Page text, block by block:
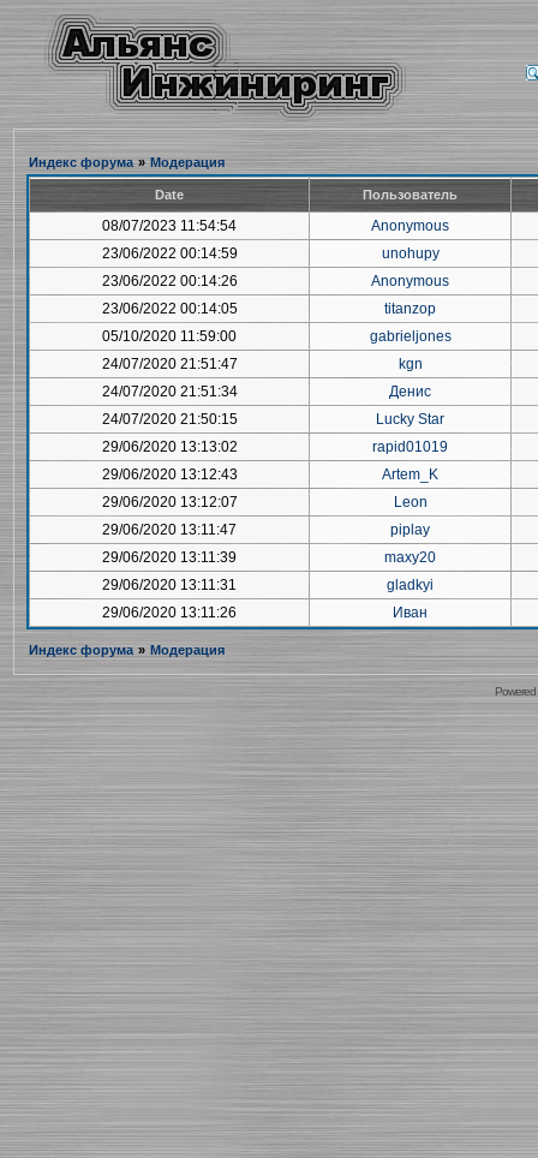
Индекс форума » Модерация
Date Пользователь
08/07/2023 11:54:54
Anonymous
23/06/2022 00:14:59
unohupy
23/06/2022 00:14:26
Anonymous
23/06/2022 00:14:05
titanzop
05/10/2020 11:59:00
gabrieljones
24/07/2020 21:51:47
kgn
24/07/2020 21:51:34
Денис
24/07/2020 21:50:15
Lucky Star
29/06/2020 13:13:02
rapid01019
29/06/2020 13:12:43
Artem_K
29/06/2020 13:12:07
Leon
29/06/2020 13:11:47
piplay
29/06/2020 13:11:39
maxy20
29/06/2020 13:11:31
gladkyi
29/06/2020 13:11:26
Иван
Индекс форума » Модерация